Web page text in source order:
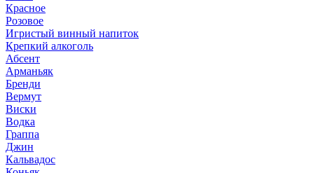
Красное
Розовое
Игристый винный напиток
Крепкий алкоголь
Абсент
Арманьяк
Бренди
Вермут
Виски
Водка
Граппа
Джин
Кальвадос